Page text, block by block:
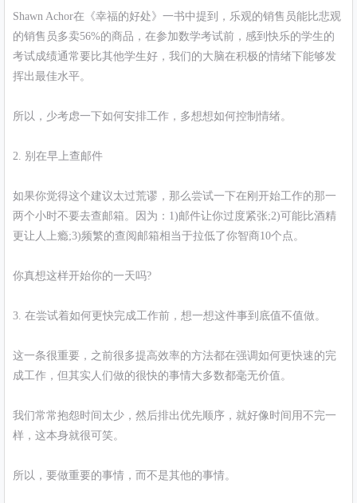
Shawn Achor在《幸福的好处》一书中提到，乐观的销售员能比悲观
的销售员多卖56%的商品，在参加数学考试前，感到快乐的学生的
考试成绩通常要比其他学生好，我们的大脑在积极的情绪下能够发
挥出最佳水平。
所以，少考虑一下如何安排工作，多想想如何控制情绪。
2. 别在早上查邮件
如果你觉得这个建议太过荒谬，那么尝试一下在刚开始工作的那一
两个小时不要去查邮箱。因为：1)邮件让你过度紧张;2)可能比酒精
更让人上瘾;3)频繁的查阅邮箱相当于拉低了你智商10个点。
你真想这样开始你的一天吗?
3. 在尝试着如何更快完成工作前，想一想这件事到底值不值做。
这一条很重要，之前很多提高效率的方法都在强调如何更快速的完
成工作，但其实人们做的很快的事情大多数都毫无价值。
我们常常抱怨时间太少，然后排出优先顺序，就好像时间用不完一
样，这本身就很可笑。
所以，要做重要的事情，而不是其他的事情。